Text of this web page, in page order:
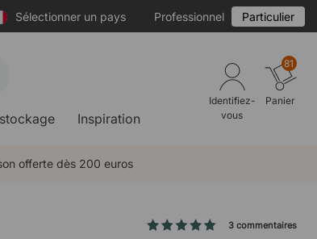
Sélectionner un pays Professionnel Particulier
Inspiration
Identifiez-
vous
81
Panier
offerte dès 200 euros
3 commentaires